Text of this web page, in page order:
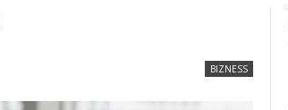
BIZNESS